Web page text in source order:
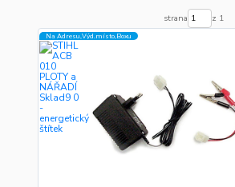
strana z 1
Na Adresu,Výd.místo,Boxu